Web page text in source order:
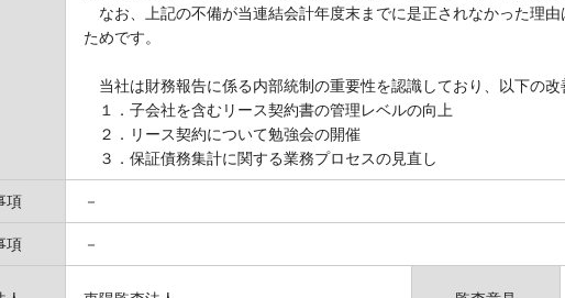
なお、上記の不備が当連結会計年度末までに是正されなかった理
ためです。
当社は財務報告に係る内部統制の重要性を認識しており、以下の改
１．子会社を含むリース契約書の管理レベルの向上
２．リース契約について勉強会の開催
３．保証債務集計に関する業務プロセスの見直し
項 －
項 －